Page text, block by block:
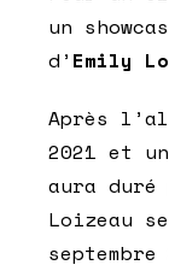
un
d’ Emily
Après
2021 et
aura
Loizeau